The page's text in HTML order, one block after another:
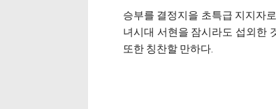
승부를 결정지을 초특급 지지자
녀시대 서현을 잠시라도 섭외한
또한 칭찬할 만하다.